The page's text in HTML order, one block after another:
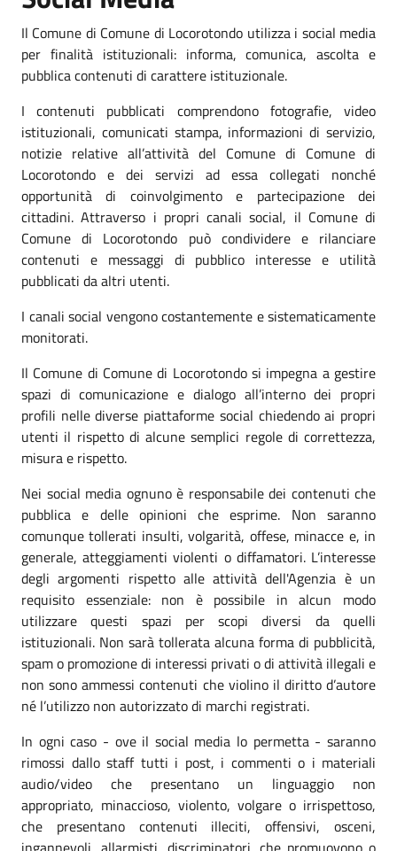
Il Comune di Comune di Locorotondo utilizza i social media
per finalità istituzionali: informa, comunica, ascolta e
pubblica contenuti di carattere istituzionale.
I contenuti pubblicati comprendono fotografie, video
istituzionali, comunicati stampa, informazioni di servizio,
notizie relative all’attività del Comune di Comune di
Locorotondo e dei servizi ad essa collegati nonché
opportunità di coinvolgimento e partecipazione dei
cittadini. Attraverso i propri canali social, il Comune di
Comune di Locorotondo può condividere e rilanciare
contenuti e messaggi di pubblico interesse e utilità
pubblicati da altri utenti.
I canali social vengono costantemente e sistematicamente
monitorati.
Il Comune di Comune di Locorotondo si impegna a gestire
spazi di comunicazione e dialogo all’interno dei propri
profili nelle diverse piattaforme social chiedendo ai propri
utenti il rispetto di alcune semplici regole di correttezza,
misura e rispetto.
Nei social media ognuno è responsabile dei contenuti che
pubblica e delle opinioni che esprime. Non saranno
comunque tollerati insulti, volgarità, offese, minacce e, in
generale, atteggiamenti violenti o diffamatori. L’interesse
degli argomenti rispetto alle attività dell'Agenzia è un
requisito essenziale: non è possibile in alcun modo
utilizzare questi spazi per scopi diversi da quelli
istituzionali. Non sarà tollerata alcuna forma di pubblicità,
spam o promozione di interessi privati o di attività illegali e
non sono ammessi contenuti che violino il diritto d’autore
né l’utilizzo non autorizzato di marchi registrati.
In ogni caso - ove il social media lo permetta - saranno
rimossi dallo staff tutti i post, i commenti o i materiali
audio/video che presentano un linguaggio non
appropriato, minaccioso, violento, volgare o irrispettoso,
che presentano contenuti illeciti, offensivi, osceni,